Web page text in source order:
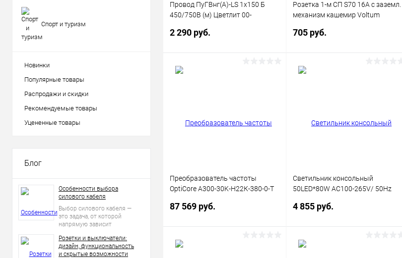
Спорт и туризм
Новинки
Популярные товары
Распродажи и скидки
Рекомендуемые товары
Уцененные товары
Блог
Особенности выбора
силового кабеля
Выбор силового кабеля —
это задача, от которой
напрямую зависит
и долговечность
электросети.
Розетки и выключатели:
дизайн, функциональность
и скрытые возможности
Провод ПуГВнг(А)-LS 1х150 Б
450/750В (м) Цветлит 00-
2 290 руб.
Розетка 1-м СП S70 16А с заземл.
механизм кашемир Voltum
705 руб.
Преобразователь частоты
OptiCore A300-30K-Н22К-380-0-Т
87 569 руб.
Светильник консольный
50LED*80W AC100-265V/ 50Hz
4 855 руб.